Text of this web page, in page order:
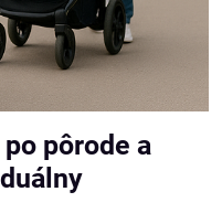
pôrode a